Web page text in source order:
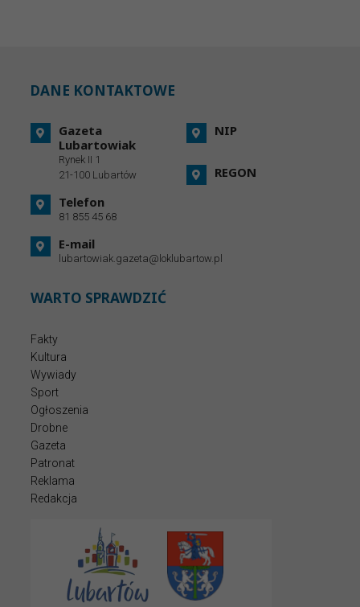
DANE KONTAKTOWE
Gazeta
Lubartowiak
Rynek II 1
21-100 Lubartów
Telefon
81 855 45 68
E-mail
lubartowiak.gazeta@loklubartow.pl
NIP
REGON
WARTO SPRAWDZIĆ
Fakty
Kultura
Wywiady
Sport
Ogłoszenia
Drobne
Gazeta
Patronat
Reklama
Redakcja